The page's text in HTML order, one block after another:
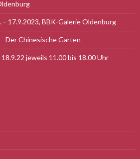
– 17.9.2023, BBK-Galerie Oldenburg
Der Chinesische Garten
jeweils 11.00 bis 18.00 Uhr